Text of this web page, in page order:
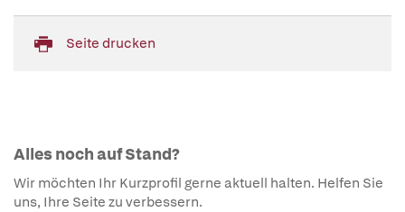
Seite drucken
Alles noch auf Stand?
Wir möchten Ihr Kurzprofil gerne aktuell halten. Helfen Sie
uns, Ihre Seite zu verbessern.